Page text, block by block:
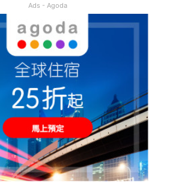
Ads - Agoda